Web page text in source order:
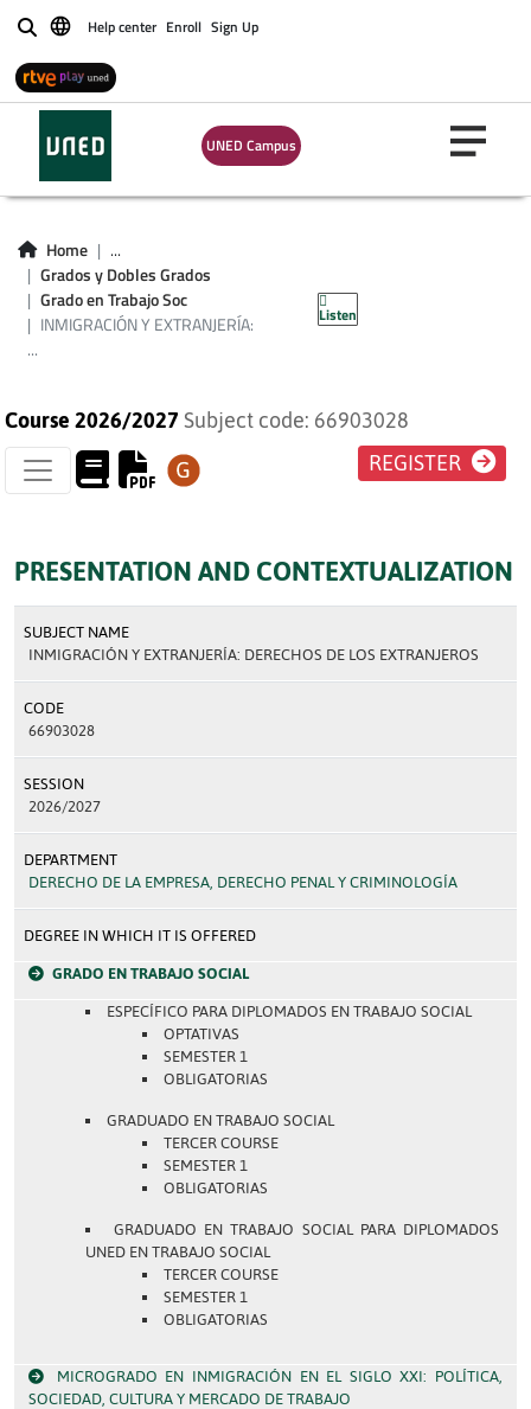
BuscarHelp center Enroll Sign Up
UNED Campus
Home
...
Grados y Dobles Grados
Grado en Trabajo Soc
INMIGRACIÓN Y EXTRANJERÍA:
...
Listen
INMIGRACIÓN Y
EXTRANJERÍA:
DERECHOS DE LOS
EXTRANJEROS
Course 2026/2027 Subject code: 66903028
REGISTER
PRESENTATION AND CONTEXTUALIZATION
SUBJECT NAME
INMIGRACIÓN Y EXTRANJERÍA: DERECHOS DE LOS EXTRANJEROS
CODE
66903028
SESSION
2026/2027
DEPARTMENT
DERECHO DE LA EMPRESA, DERECHO PENAL Y CRIMINOLOGÍA
DEGREE IN WHICH IT IS OFFERED
GRADO EN TRABAJO SOCIAL
ESPECÍFICO PARA DIPLOMADOS EN TRABAJO SOCIAL
OPTATIVAS
SEMESTER 1
OBLIGATORIAS
GRADUADO EN TRABAJO SOCIAL
TERCER COURSE
SEMESTER 1
OBLIGATORIAS
GRADUADO EN TRABAJO SOCIAL PARA DIPLOMADOS
UNED EN TRABAJO SOCIAL
TERCER COURSE
SEMESTER 1
OBLIGATORIAS
MICROGRADO EN INMIGRACIÓN EN EL SIGLO XXI: POLÍTICA,
SOCIEDAD, CULTURA Y MERCADO DE TRABAJO